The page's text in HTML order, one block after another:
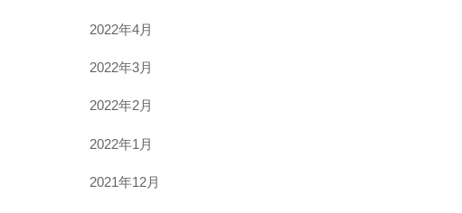
2022年4月
2022年3月
2022年2月
2022年1月
2021年12月